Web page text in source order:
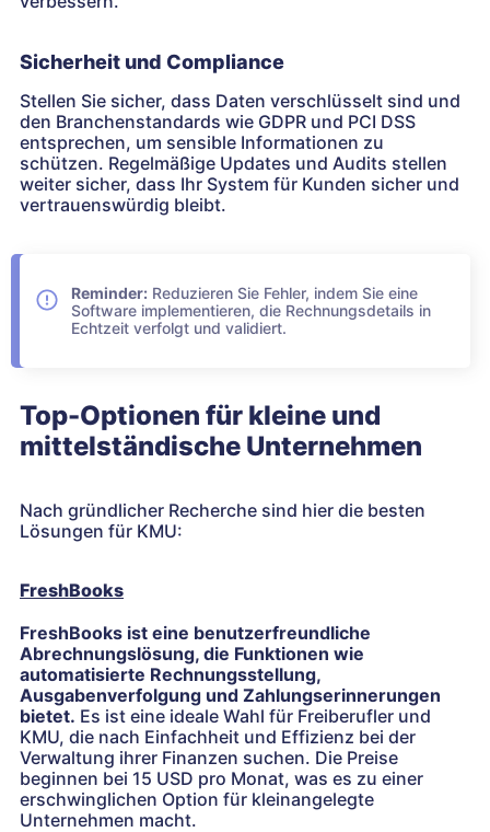
Sicherheit und Compliance
Stellen Sie sicher, dass Daten verschlüsselt sind und
den Branchenstandards wie GDPR und PCI DSS
entsprechen, um sensible Informationen zu
schützen. Regelmäßige Updates und Audits stellen
weiter sicher, dass Ihr System für Kunden sicher und
vertrauenswürdig bleibt.
Reminder: Reduzieren Sie Fehler, indem Sie eine
Software implementieren, die Rechnungsdetails in
Echtzeit verfolgt und validiert.
Top-Optionen für kleine und
mittelständische Unternehmen
Nach gründlicher Recherche sind hier die besten
Lösungen für KMU:
FreshBooks
FreshBooks ist eine benutzerfreundliche
Abrechnungslösung, die Funktionen wie
automatisierte Rechnungsstellung,
Ausgabenverfolgung und Zahlungserinnerungen
bietet. Es ist eine ideale Wahl für Freiberufler und
KMU, die nach Einfachheit und Effizienz bei der
Verwaltung ihrer Finanzen suchen. Die Preise
beginnen bei 15 USD pro Monat, was es zu einer
erschwinglichen Option für kleinangelegte
Unternehmen macht.